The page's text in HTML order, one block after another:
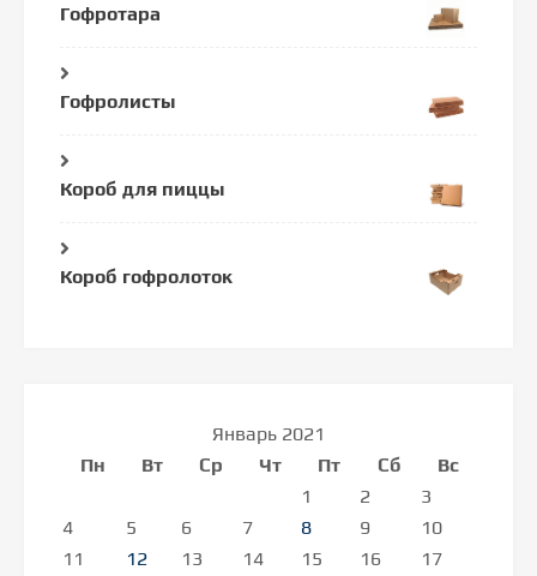
Гофротара
Гофролисты
Короб для пиццы
Короб гофролоток
Январь 2021
Пн
Вт Ср Чт Пт Сб
Вс
1
2
3
4
5 6 7 8 9
10
11
12 13 14 15 16 17